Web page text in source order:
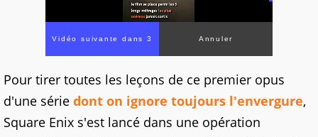
Pour tirer toutes les leçons de ce premier opus
d'une série dont on ignore toujours l'envergure,
Square Enix s'est lancé dans une opération